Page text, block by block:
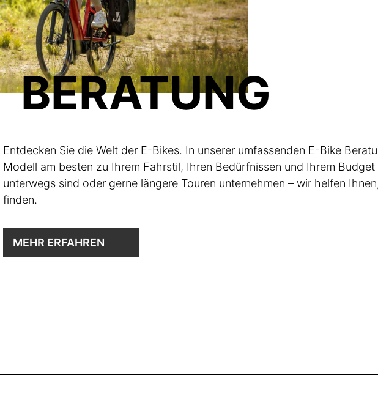
BERATUNG
Entdecken Sie die Welt der E-Bikes. In unserer umfassenden E-Bike
Modell am besten zu Ihrem Fahrstil, Ihren Bedürfnissen und Ihrem
unterwegs sind oder gerne längere Touren unternehmen – wir helfen
finden.
MEHR ERFAHREN